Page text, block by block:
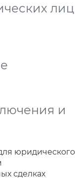
лиц
и
юридического
сделках